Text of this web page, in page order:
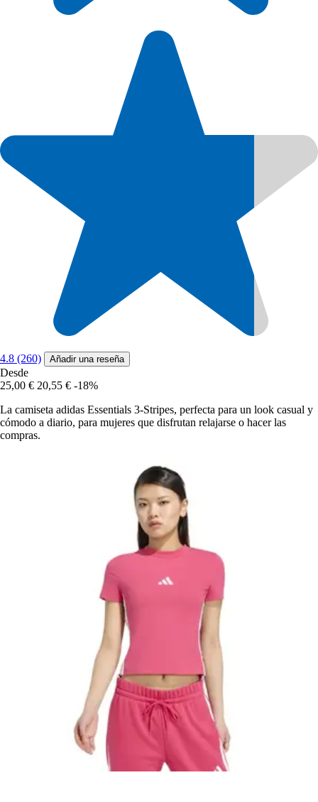
4.8 (260) Añadir una reseña
Desde
25,00 € 20,55 € -18%
La camiseta adidas Essentials 3-Stripes, perfecta para un look casual y
cómodo a diario, para mujeres que disfrutan relajarse o hacer las
compras.